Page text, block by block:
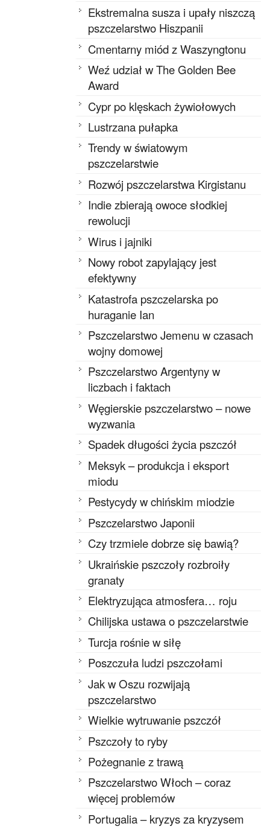
Ekstremalna susza i upały niszczą
pszczelarstwo Hiszpanii
Cmentarny miód z Waszyngtonu
Weź udział w The Golden Bee
Award
Cypr po klęskach żywiołowych
Lustrzana pułapka
Trendy w światowym
pszczelarstwie
Rozwój pszczelarstwa Kirgistanu
Indie zbierają owoce słodkiej
rewolucji
Wirus i jajniki
Nowy robot zapylający jest
efektywny
Katastrofa pszczelarska po
huraganie Ian
Pszczelarstwo Jemenu w czasach
wojny domowej
Pszczelarstwo Argentyny w
liczbach i faktach
Węgierskie pszczelarstwo – nowe
wyzwania
Spadek długości życia pszczół
Meksyk – produkcja i eksport
miodu
Pestycydy w chińskim miodzie
Pszczelarstwo Japonii
Czy trzmiele dobrze się bawią?
Ukraińskie pszczoły rozbroiły
granaty
Elektryzująca atmosfera… roju
Chilijska ustawa o pszczelarstwie
Turcja rośnie w siłę
Poszczuła ludzi pszczołami
Jak w Oszu rozwijają
pszczelarstwo
Wielkie wytruwanie pszczół
Pszczoły to ryby
Pożegnanie z trawą
Pszczelarstwo Włoch – coraz
więcej problemów
Portugalia – kryzys za kryzysem